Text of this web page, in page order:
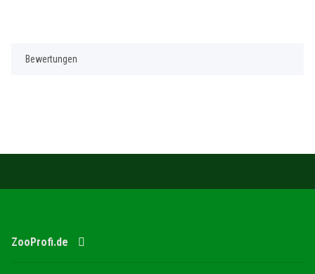
Bewertungen
ZooProfi.de